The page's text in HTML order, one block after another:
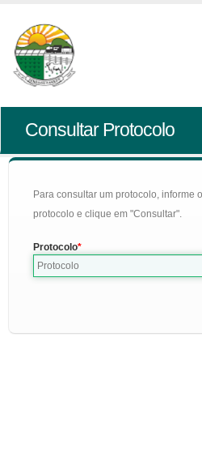
Consultar Protocolo
Para consultar um protocolo, informe
protocolo e clique em "Consultar".
Protocolo